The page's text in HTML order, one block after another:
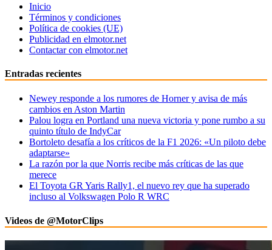
Inicio
Términos y condiciones
Política de cookies (UE)
Publicidad en elmotor.net
Contactar con elmotor.net
Entradas recientes
Newey responde a los rumores de Horner y avisa de más
cambios en Aston Martin
Palou logra en Portland una nueva victoria y pone rumbo a su
quinto título de IndyCar
Bortoleto desafía a los críticos de la F1 2026: «Un piloto debe
adaptarse»
La razón por la que Norris recibe más críticas de las que
merece
El Toyota GR Yaris Rally1, el nuevo rey que ha superado
incluso al Volkswagen Polo R WRC
Videos de @MotorClips